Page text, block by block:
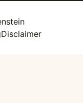
Disclaimer